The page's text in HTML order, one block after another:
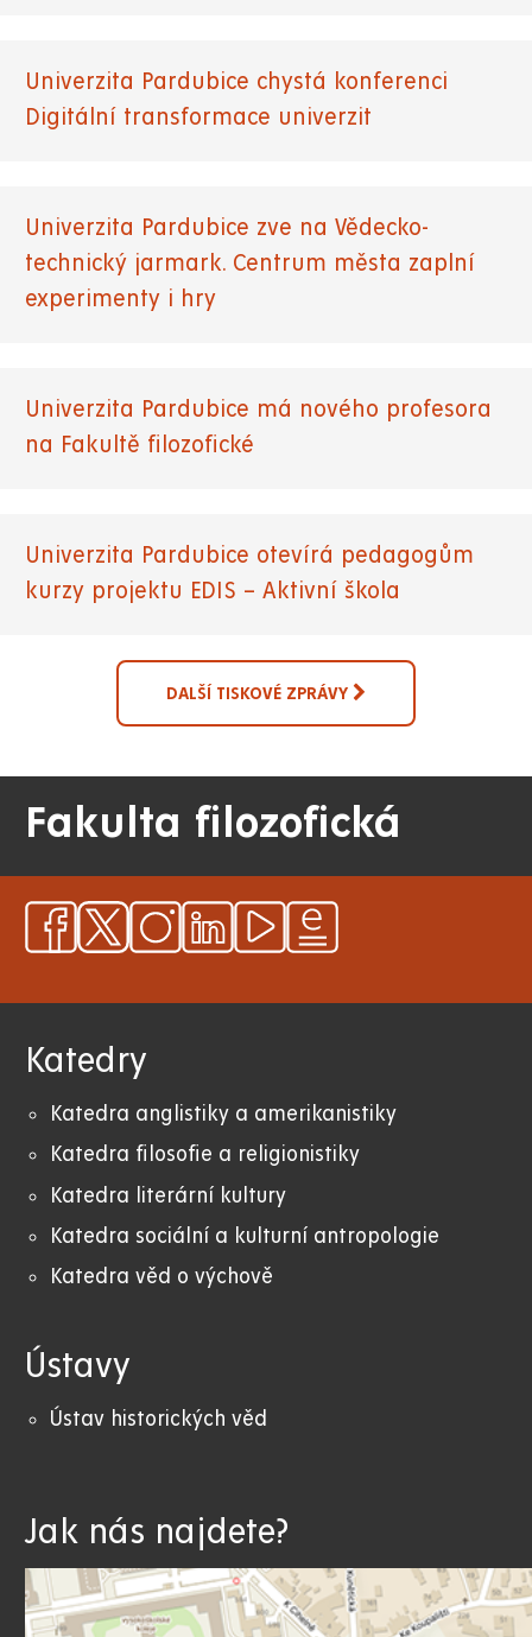
Univerzita Pardubice chystá konferenci
Digitální transformace univerzit
Univerzita Pardubice zve na Vědecko-
technický jarmark. Centrum města zaplní
experimenty i hry
Univerzita Pardubice má nového profesora
na Fakultě filozofické
Univerzita Pardubice otevírá pedagogům
kurzy projektu EDIS – Aktivní škola
DALŠÍ TISKOVÉ ZPRÁVY
Fakulta filozofická
Katedry
Katedra anglistiky a amerikanistiky
Katedra filosofie a religionistiky
Katedra literární kultury
Katedra sociální a kulturní antropologie
Katedra věd o výchově
Ústavy
Ústav historických věd
Jak nás najdete?